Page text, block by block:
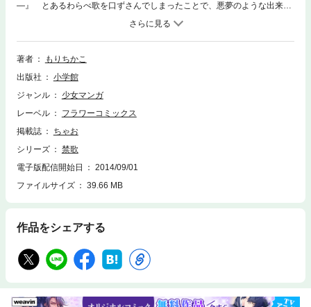
―』 とあるわらべ歌を口ずさんでしまったことで、悪夢のような出来事
が次々と身の回りで起こる「禁歌」。オペラ歌手を夢見て入った劇団で、
恐ろしい秘密が暴かれる「オペラ」。着物姿の女の子に招かれた誕生日の
宴で、呪われた過去に巻き込まれる「祝歌」・・・ 「歌」にまつわる戦
慄の物語3編に加え背筋の凍るホラー2編が収録されています。恐ろしくも
著者
もりちかこ
出版社
小学館
ジャンル
少女マンガ
レーベル
フラワーコミックス
掲載誌
ちゃお
シリーズ
禁歌
電子版配信開始日
2014/09/01
ファイルサイズ
39.66 MB
作品をシェアする